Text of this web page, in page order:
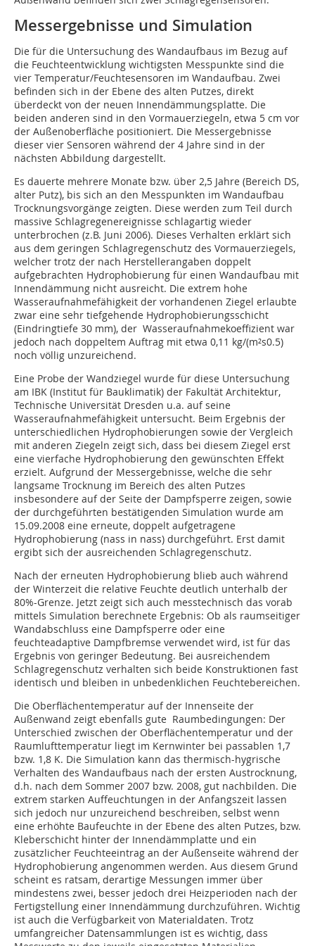
Messergebnisse und Simulation
Die für die Untersuchung des Wandaufbaus im Bezug auf
die Feuchteentwicklung wichtigsten Messpunkte sind die
vier Temperatur/Feuchtesensoren im Wandaufbau. Zwei
befinden sich in der Ebene des alten Putzes, direkt
überdeckt von der neuen Innendämmungsplatte. Die
beiden anderen sind in den Vormauerziegeln, etwa 5 cm vor
der Außenoberfläche positioniert. Die Messergebnisse
dieser vier Sensoren während der 4 Jahre sind in der
nächsten Abbildung dargestellt.
Es dauerte mehrere Monate bzw. über 2,5 Jahre (Bereich DS,
alter Putz), bis sich an den Messpunkten im Wandaufbau
Trocknungsvorgänge zeigten. Diese werden zum Teil durch
massive Schlagregenereignisse schlagartig wieder
unterbrochen (z.B. Juni 2006). Dieses Verhalten erklärt sich
aus dem geringen Schlagregenschutz des Vormauerziegels,
welcher trotz der nach Herstellerangaben doppelt
aufgebrachten Hydrophobierung für einen Wandaufbau mit
Innendämmung nicht ausreicht. Die extrem hohe
Wasseraufnahmefähigkeit der vorhandenen Ziegel erlaubte
zwar eine sehr tiefgehende Hydrophobierungsschicht
(Eindringtiefe 30 mm), der Wasseraufnahmekoeffizient war
jedoch nach doppeltem Auftrag mit etwa 0,11 kg/(m²s0.5)
noch völlig unzureichend.
Eine Probe der Wandziegel wurde für diese Untersuchung
am IBK (Institut für Bauklimatik) der Fakultät Architektur,
Technische Universität Dresden u.a. auf seine
Wasseraufnahmefähigkeit untersucht. Beim Ergebnis der
unterschiedlichen Hydrophobierungen sowie der Vergleich
mit anderen Ziegeln zeigt sich, dass bei diesem Ziegel erst
eine vierfache Hydrophobierung den gewünschten Effekt
erzielt. Aufgrund der Messergebnisse, welche die sehr
langsame Trocknung im Bereich des alten Putzes
insbesondere auf der Seite der Dampfsperre zeigen, sowie
der durchgeführten bestätigenden Simulation wurde am
15.09.2008 eine erneute, doppelt aufgetragene
Hydrophobierung (nass in nass) durchgeführt. Erst damit
ergibt sich der ausreichenden Schlagregenschutz.
Nach der erneuten Hydrophobierung blieb auch während
der Winterzeit die relative Feuchte deutlich unterhalb der
80%-Grenze. Jetzt zeigt sich auch messtechnisch das vorab
mittels Simulation berechnete Ergebnis: Ob als raumseitiger
Wandabschluss eine Dampfsperre oder eine
feuchteadaptive Dampfbremse verwendet wird, ist für das
Ergebnis von geringer Bedeutung. Bei ausreichendem
Schlagregenschutz verhalten sich beide Konstruktionen fast
identisch und bleiben in unbedenklichen Feuchtebereichen.
Die Oberflächentemperatur auf der Innenseite der
Außenwand zeigt ebenfalls gute Raumbedingungen: Der
Unterschied zwischen der Oberflächentemperatur und der
Raumlufttemperatur liegt im Kernwinter bei passablen 1,7
bzw. 1,8 K. Die Simulation kann das thermisch-hygrische
Verhalten des Wandaufbaus nach der ersten Austrocknung,
d.h. nach dem Sommer 2007 bzw. 2008, gut nachbilden. Die
extrem starken Auffeuchtungen in der Anfangszeit lassen
sich jedoch nur unzureichend beschreiben, selbst wenn
eine erhöhte Baufeuchte in der Ebene des alten Putzes, bzw.
Kleberschicht hinter der Innendämmplatte und ein
zusätzlicher Feuchteeintrag an der Außenseite während der
Hydrophobierung angenommen werden. Aus diesem Grund
scheint es ratsam, derartige Messungen immer über
mindestens zwei, besser jedoch drei Heizperioden nach der
Fertigstellung einer Innendämmung durchzuführen. Wichtig
ist auch die Verfügbarkeit von Materialdaten. Trotz
umfangreicher Datensammlungen ist es wichtig, dass